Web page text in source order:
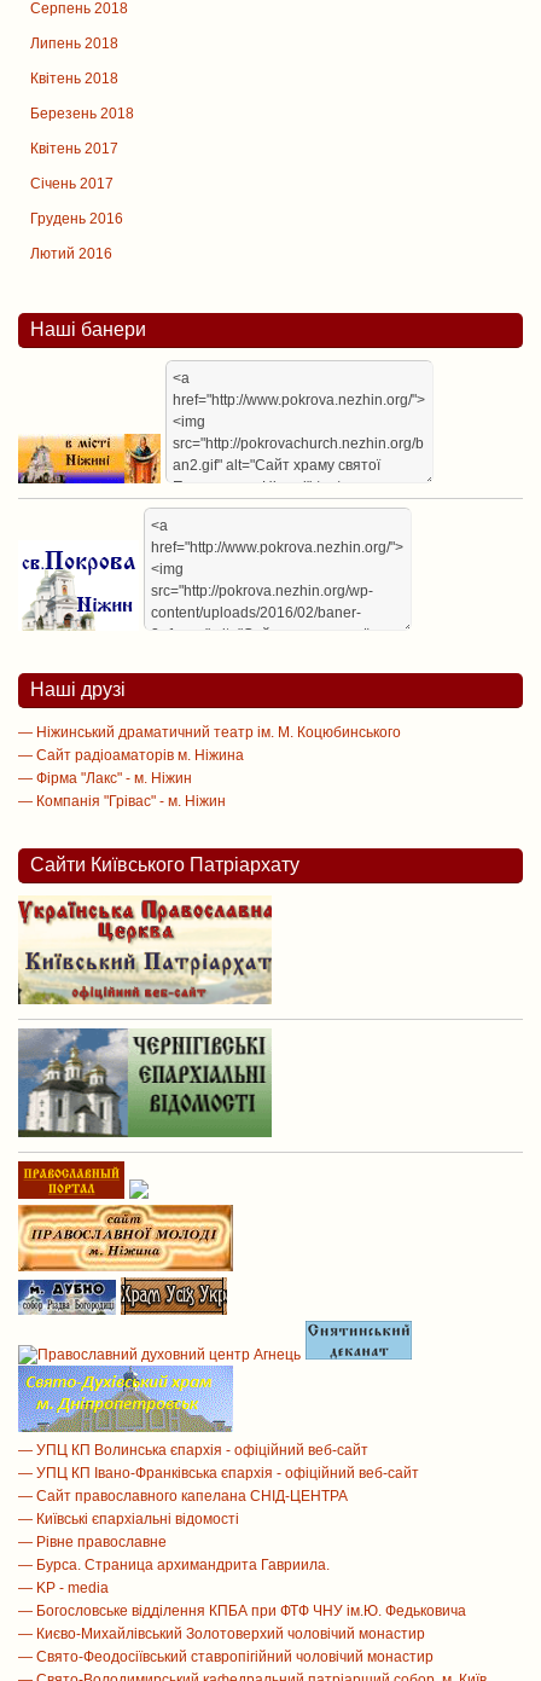
Серпень 2018
Липень 2018
Квітень 2018
Березень 2018
Квітень 2017
Січень 2017
Грудень 2016
Лютий 2016
Наші банери
Наші друзі
— Ніжинський драматичний театр ім. М. Коцюбинського
— Сайт радіоаматорів м. Ніжина
— Фірма "Лакс" - м. Ніжин
— Компанія "Грівас" - м. Ніжин
Сайти Київського Патріархату
— УПЦ КП Волинська єпархія - офіційний веб-сайт
— УПЦ КП Івано-Франківська єпархія - офіційний веб-сайт
— Сайт православного капелана СНІД-ЦЕНТРА
— Київські єпархіальні відомості
— Рівне православне
— Бурса. Страница архимандрита Гавриила.
— KP - media
— Богословське відділення КПБА при ФТФ ЧНУ ім.Ю. Федьковича
— Києво-Михайлівський Золотоверхий чоловічий монастир
— Свято-Феодосіївський ставропігійний чоловічий монастир